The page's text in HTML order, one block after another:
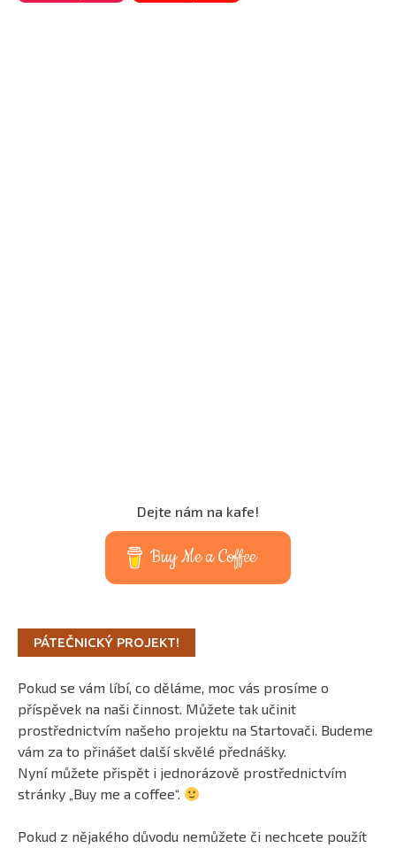
Dejte nám na kafe!
Buy Me a Coffee
PÁTEČNICKÝ PROJEKT!
Pokud se vám líbí, co děláme, moc vás prosíme o
příspěvek na naši činnost. Můžete tak učinit
prostřednictvím našeho projektu na Startovači. Budeme
vám za to přinášet další skvělé přednášky.
Nyní můžete přispět i jednorázově prostřednictvím
stránky „Buy me a coffee“.
Pokud z nějakého důvodu nemůžete či nechcete použít